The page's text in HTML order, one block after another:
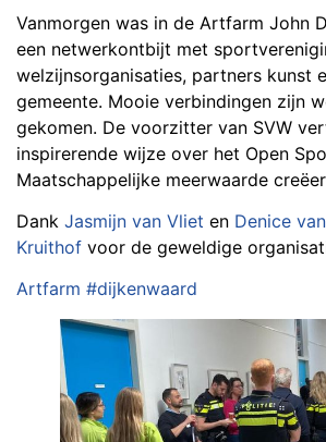
Vanmorgen was in de Artfarm John
een netwerkontbijt met
welzijnsorganisaties, partners kunst
gemeente. Mooie verbindingen zijn
gekomen. De voorzitter van SVW
inspirerende wijze over het Open
Maatschappelijke meerwaarde
Dank Jasmijn van Vliet en Denice
Kruithof voor de geweldige
Artfarm #dijkenwaard